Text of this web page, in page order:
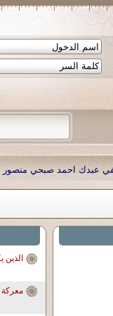
صبحي منصور|تعليق: ...
الذين
معركة